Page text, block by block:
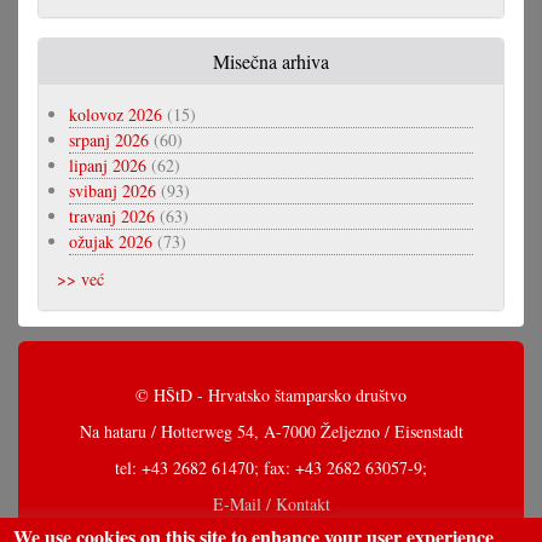
Misečna arhiva
kolovoz 2026 (15)
srpanj 2026 (60)
lipanj 2026 (62)
svibanj 2026 (93)
travanj 2026 (63)
ožujak 2026 (73)
>> već
© HŠtD - Hrvatsko štamparsko društvo
Na hataru / Hotterweg 54, A-7000 Željezno / Eisenstadt
tel: +43 2682 61470; fax: +43 2682 63057-9;
E-Mail / Kontakt